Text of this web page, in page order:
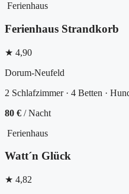
Ferienhaus
Ferienhaus Strandkorb
★ 4,90
Dorum-Neufeld
2 Schlafzimmer · 4 Betten ·
80 € / Nacht
Ferienhaus
Watt´n Glück
★ 4,82